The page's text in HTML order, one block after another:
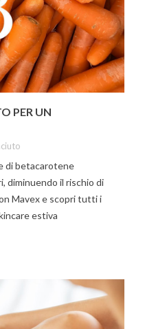
PER UN
di betacarotene
diminuendo il rischio di
Mavex e scopri tutti i
estiva